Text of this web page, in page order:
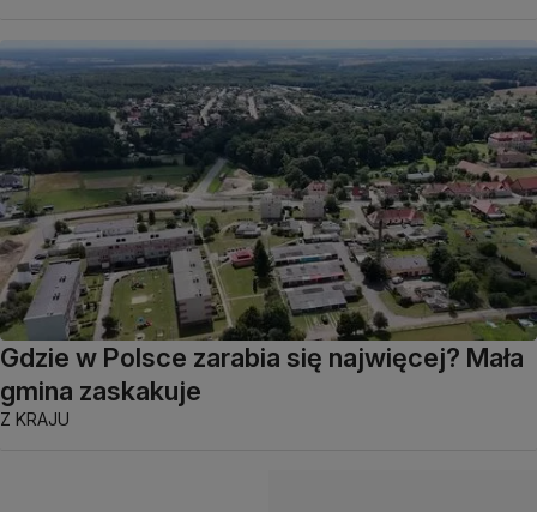
Gdzie w Polsce zarabia się najwięcej? Mała
gmina zaskakuje
Z KRAJU